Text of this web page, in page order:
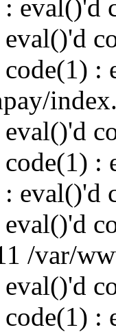
eval()'d
:
:
eval()'d
/var/
: